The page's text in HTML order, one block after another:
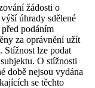
žádosti o
úhrady sdělené
podáním
za oprávnění užít
Stížnost lze podat
O stížnosti
době nejsou vydána
se těchto